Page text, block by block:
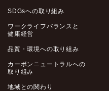
SDGsへの取り組み
ワークライフバランスと
健康経営
品質・環境への取り組み
カーボンニュートラルへの
取り組み
地域との関わり